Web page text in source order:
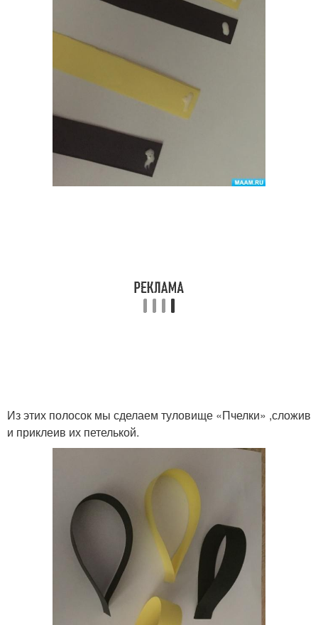
Из этих полосок мы сделаем туловище «Пчелки» ,сложив
и приклеив их петелькой.